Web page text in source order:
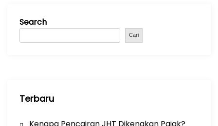
o
o
p
p
m
Search
Cari
Terbaru